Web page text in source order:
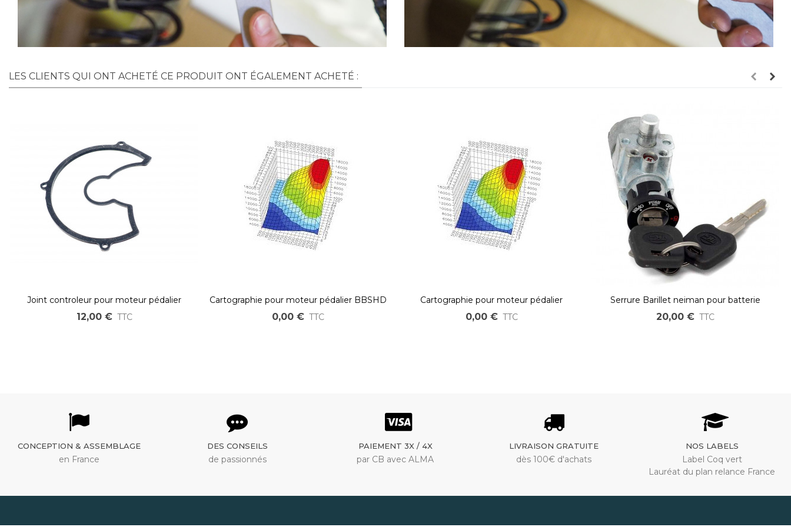
LES CLIENTS QUI ONT ACHETÉ CE PRODUIT ONT ÉGALEMENT ACHETÉ :
Joint controleur pour moteur pédalier
BBS01 BBS02 BBSHD M215 M315 M616
G320 G340
12,00 € TTC
Cartographie pour moteur pédalier BBSHD
0,00 € TTC
Cartographie pour moteur pédalier
VTT/Cargo
0,00 € TTC
Serrure Barillet neiman pour batterie
silverfish vélo électrique
20,00 € TTC
CONCEPTION & ASSEMBLAGE
en France
DES CONSEILS
de passionnés
PAIEMENT 3X / 4X
par CB avec ALMA
LIVRAISON GRATUITE
dès 100€ d'achats
NOS LABELS
Label Coq vert
Lauréat du plan relance France